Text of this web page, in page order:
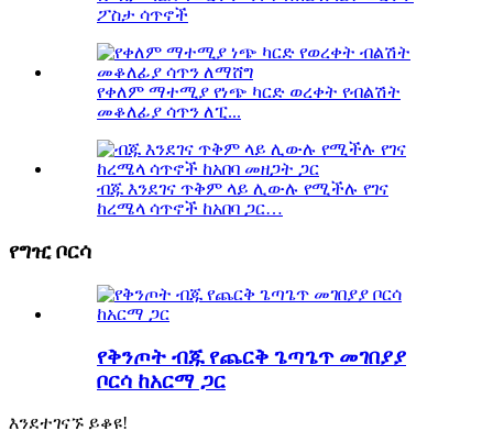
ፖስታ ሳጥኖች
የቀለም ማተሚያ የነጭ ካርድ ወረቀት የብልሽት
መቆለፊያ ሳጥን ለፒ...
ብጁ እንደገና ጥቅም ላይ ሊውሉ የሚችሉ የገና
ከረሜላ ሳጥኖች ከአበባ ጋር…
የግዢ ቦርሳ
የቅንጦት ብጁ የጨርቅ ጌጣጌጥ መገበያያ
ቦርሳ ከአርማ ጋር
እንደተገናኙ ይቆዩ!